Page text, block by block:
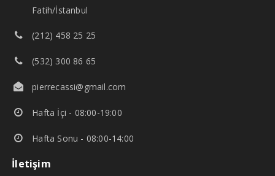
Fatih/İstanbul
(212) 458 25 25
(532) 300 86 65
pierrecassi@gmail.com
Hafta İçi - 08:00-19:00
Hafta Sonu - 08:00-14:00
İletişim